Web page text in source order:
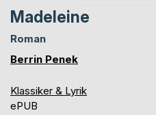
Madeleine
Roman
Berrin Penek
Klassiker & Lyrik
ePUB